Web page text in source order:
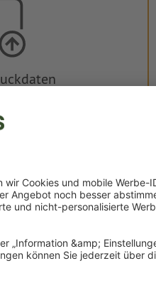
vor oder nach dem Kauf